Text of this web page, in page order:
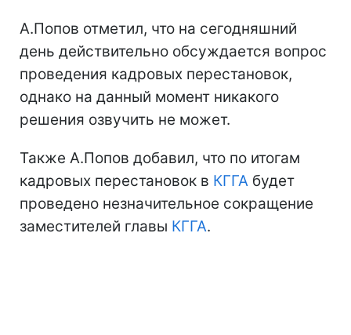
А.Попов отметил, что на сегодняшний
день действительно обсуждается вопрос
проведения кадровых перестановок,
однако на данный момент никакого
решения озвучить не может.
Также А.Попов добавил, что по итогам
кадровых перестановок в КГГА будет
проведено незначительное сокращение
заместителей главы КГГА.